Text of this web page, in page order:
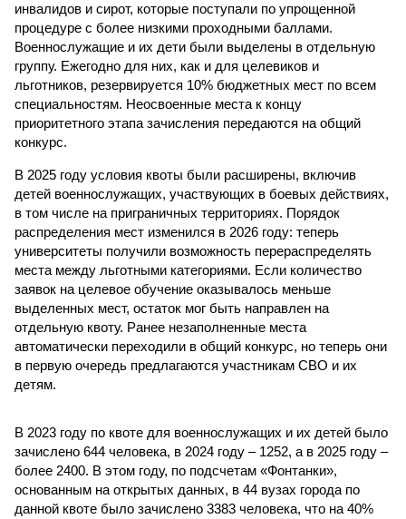
инвалидов и сирот, которые поступали по упрощенной
процедуре с более низкими проходными баллами.
Военнослужащие и их дети были выделены в отдельную
группу. Ежегодно для них, как и для целевиков и
льготников, резервируется 10% бюджетных мест по всем
специальностям. Неосвоенные места к концу
приоритетного этапа зачисления передаются на общий
конкурс.
В 2025 году условия квоты были расширены, включив
детей военнослужащих, участвующих в боевых действиях,
в том числе на приграничных территориях. Порядок
распределения мест изменился в 2026 году: теперь
университеты получили возможность перераспределять
места между льготными категориями. Если количество
заявок на целевое обучение оказывалось меньше
выделенных мест, остаток мог быть направлен на
отдельную квоту. Ранее незаполненные места
автоматически переходили в общий конкурс, но теперь они
в первую очередь предлагаются участникам СВО и их
детям.
В 2023 году по квоте для военнослужащих и их детей было
зачислено 644 человека, в 2024 году – 1252, а в 2025 году –
более 2400. В этом году, по подсчетам «Фонтанки»,
основанным на открытых данных, в 44 вузах города по
данной квоте было зачислено 3383 человека, что на 40%